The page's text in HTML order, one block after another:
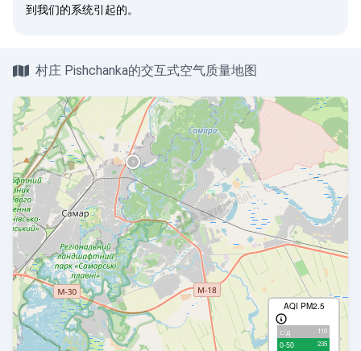
到我们的系统引起的。
村庄 Pishchanka的交互式空气质量地图
AQI PM2.5
с/д 110
0-50 235